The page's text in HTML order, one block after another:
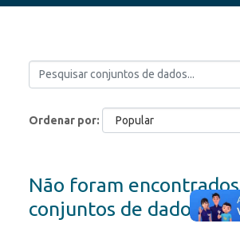
Ordenar por
Não foram encontrados
conjuntos de dados